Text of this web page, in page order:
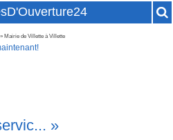
» Mairie de Villette à Villette
»